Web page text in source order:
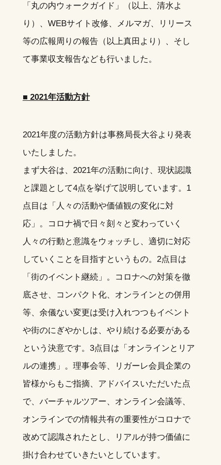
「丸の内ウォークガイド」（以上、清水よ
り）、WEBサイト改修、メルマガ、リリース
等の広報周りの報告（以上真田より）、そし
て事業収支報告なども行いました。
■ 2021年活動方針
2021年度の活動方針は事務局長大谷より発表
いたしました。
まず大谷は、2021年の活動に向け、現状認識
と課題として4点を挙げて説明しています。1
点目は「人々の活動や価値観の変化に対
応」。コロナ禍で日々刻々と変わっていく
人々の行動と意識をウォッチし、適切に対応
していくことを目指すというもの。2点目は
「街のイベント継続」。コロナへの対策を徹
底させ、コンパクト化、オンラインとの併用
等、余儀ない変更は受け入れつつもイベント
や街のにぎやかしは、やり続ける必要がある
という決意です。3点目は「オンラインとリア
ルの連携」。理事会等、リガーレ会員企業の
皆様からもご指摘、アドバイスいただいた点
で、バーチャルツアー、オンライン会議等、
オンラインでの情報共有の重要性がコロナで
改めて認識されたとし、リアルが持つ価値に
掛け合わせていきたいとしています。